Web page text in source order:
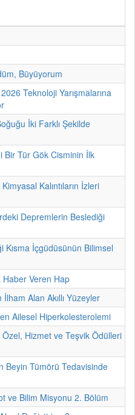
Büyüyorum
Teknoloji Yarışmalarına
İki Farklı Şekilde
Bir Tür Gök Cisminin İlk
Kalıntıların İzleri
Depremlerin Beslediği
Kısma İçgüdüsünün Bilimsel
Veren Hap
Alan Akıllı Yüzeyler
Ailesel Hiperkolesterolemi
Özel, Hizmet ve Teşvik Ödülleri
Beyin Tümörü Tedavisinde
ve Bilim Misyonu 2. Bölüm